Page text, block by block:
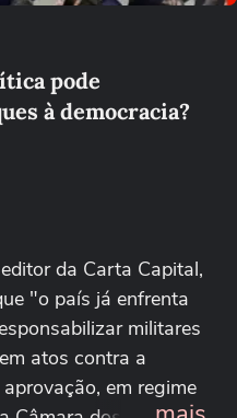
pode
à democracia?
da Carta Capital,
"o país já enfrenta
militares
atos contra a
em regime